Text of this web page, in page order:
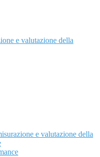
e valutazione della
e valutazione della